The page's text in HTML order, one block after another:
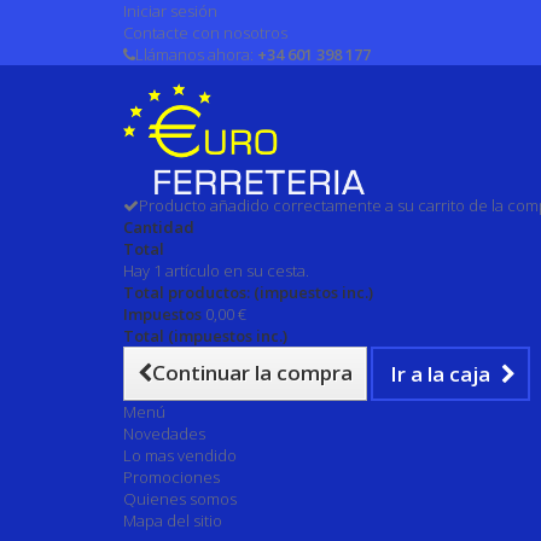
Iniciar sesión
Contacte con nosotros
Llámanos ahora: +34 601 398 177
Producto añadido correctamente a su carrito de la
Cantidad
Total
Hay 1 artículo en su cesta.
Total productos: (impuestos inc.)
Impuestos 0,00 €
Total (impuestos inc.)
Continuar la compra Ir a la caja
Menú
Novedades
Lo mas vendido
Promociones
Quienes somos
Mapa del sitio